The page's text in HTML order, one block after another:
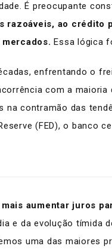
É preocupante
razoáveis, ao crédito
Essa lógica
enfrentando o
com a
na contramão das
(FED), o banco
aumentar juros
e da evolução tímida
uma das maiores